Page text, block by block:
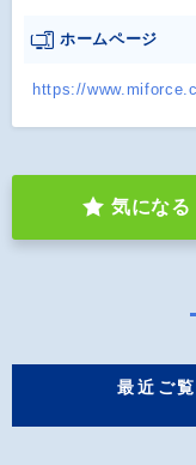
ホームページ
https://
気になる
最近ご